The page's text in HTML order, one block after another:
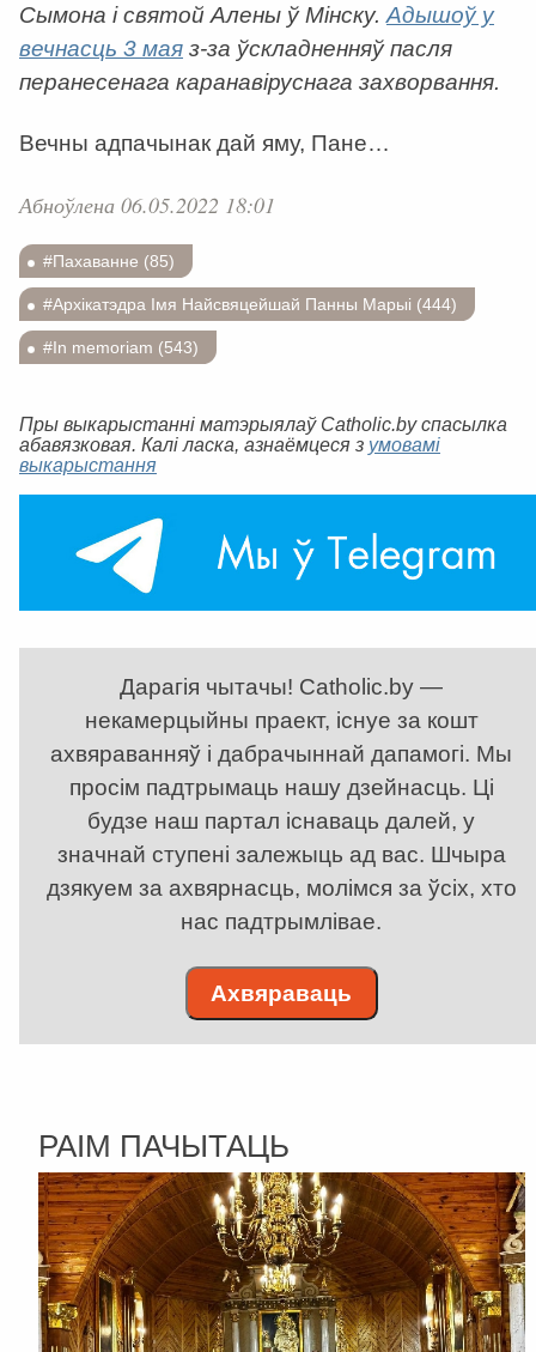
Сымона і святой Алены ў Мінску. Адышоў у
вечнасць 3 мая з-за ўскладненняў пасля
перанесенага каранавіруснага захворвання.
Вечны адпачынак дай яму, Пане…
Абноўлена 06.05.2022 18:01
#Пахаванне (85)
#Архікатэдра Імя Найсвяцейшай Панны Марыі (444)
#In memoriam (543)
Пры выкарыстанні матэрыялаў Catholic.by спасылка
абавязковая. Калі ласка, азнаёмцеся з умовамі
выкарыстання
Дарагія чытачы! Catholic.by —
некамерцыйны праект, існуе за кошт
ахвяраванняў і дабрачыннай дапамогі. Мы
просім падтрымаць нашу дзейнасць. Ці
будзе наш партал існаваць далей, у
значнай ступені залежыць ад вас. Шчыра
дзякуем за ахвярнасць, молімся за ўсіх, хто
нас падтрымлівае.
Ахвяраваць
РАІМ ПАЧЫТАЦЬ